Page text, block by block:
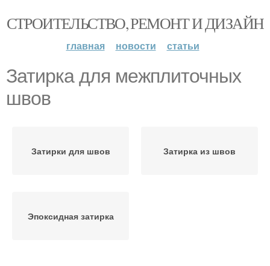
СТРОИТЕЛЬСТВО, РЕМОНТ И ДИЗАЙН
главная новости статьи
Затирка для межплиточных
швов
Затирки для швов Затирка из швов
Эпоксидная затирка